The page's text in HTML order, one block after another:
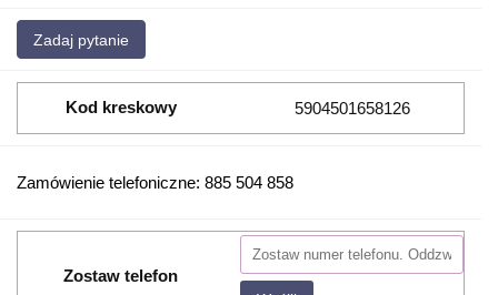
Zadaj pytanie
Kod kreskowy 5904501658126
Zamówienie telefoniczne: 885 504 858
Zostaw telefon